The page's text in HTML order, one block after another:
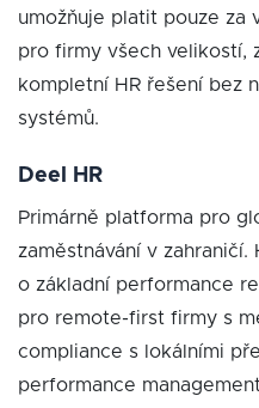
umožňuje platit pouze za
pro firmy všech velikostí,
kompletní HR řešení bez
systémů.
Deel HR
Primárně platforma pro
zaměstnávání v
o základní performance
pro remote-first firmy s
compliance s lokálními
performance